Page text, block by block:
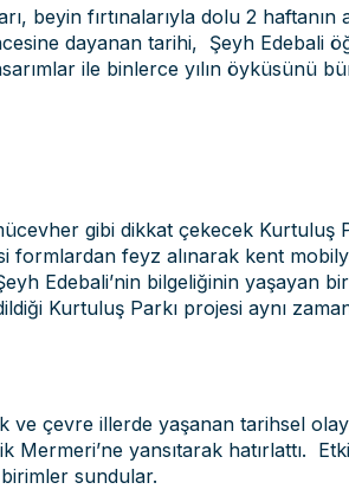
beyin fırtınalarıyla dolu 2
dayanan tarihi, Şeyh Edebali
ile binlerce yılın öyküsünü
gibi dikkat çekecek
formlardan feyz alınarak kent
Edebali’nin bilgeliğinin yaşayan
Kurtuluş Parkı projesi aynı
ve çevre illerde yaşanan tarihsel
yansıtarak hatırlattı.
sundular.